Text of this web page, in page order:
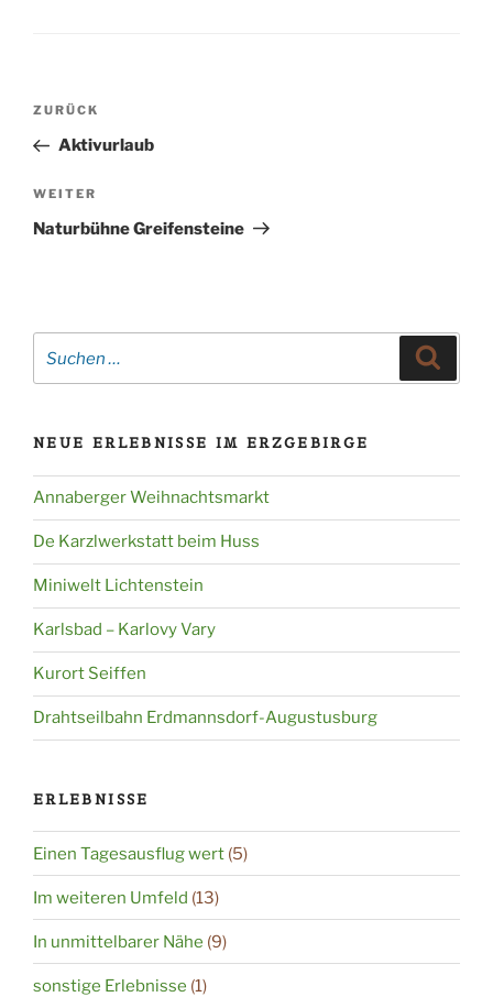
Beitragsnavigation
Vorheriger
Beitrag
ZURÜCK
Aktivurlaub
Nächster
Beitrag
WEITER
Naturbühne Greifensteine
nach:
NEUE ERLEBNISSE IM ERZGEBIRGE
Annaberger Weihnachtsmarkt
De Karzlwerkstatt beim Huss
Miniwelt Lichtenstein
Karlsbad – Karlovy Vary
Kurort Seiffen
Drahtseilbahn Erdmannsdorf-Augustusburg
ERLEBNISSE
Einen Tagesausflug wert (5)
Im weiteren Umfeld (13)
In unmittelbarer Nähe (9)
sonstige Erlebnisse (1)